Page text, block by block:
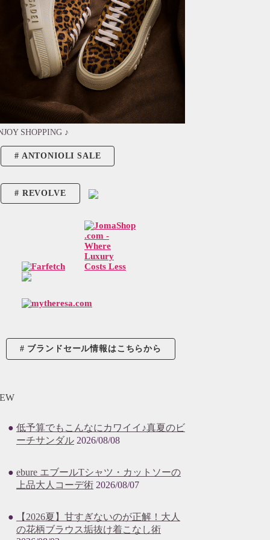
SHOPPING ♪
ANTONIOLI SALE
REVOLVE
ブランドセール情報はこちらから
低予算でもこんなにカワイイ♪真夏のビ
ーチサンダル 2026/08/08
ebure エブールTシャツ・カットソーの
上品大人コーデ術 2026/08/07
【2026夏】甘すぎないのが正解！大人
の花柄ブラウス垢抜け着こなし術